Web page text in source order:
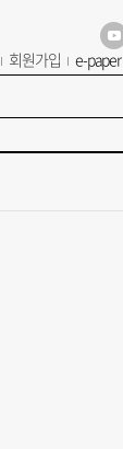
회원가입 e-paper
도 어떤가" 제안
· 생필품비’ 지원